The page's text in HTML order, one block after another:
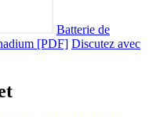
Batterie de
[PDF] Discutez avec